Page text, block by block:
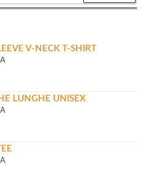
V-NECK T-SHIRT
LUNGHE UNISEX